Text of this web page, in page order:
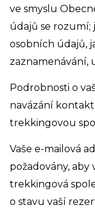
ve smyslu
údajů se rozumí;
osobních údajů,
zaznamenávání,
Podrobnosti o
navázání
trekkingovou
Vaše e-mailová
požadovány,
trekkingová
o stavu vaší